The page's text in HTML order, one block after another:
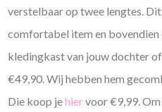
verstelbaar op twee lengtes.
comfortabel item en bovendien
kledingkast van jouw dochter
€49,90. Wij hebben hem
Die koop jehiervoor €9,99.